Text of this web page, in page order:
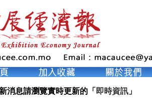
消息請瀏覽實時更新的「 即時資訊」